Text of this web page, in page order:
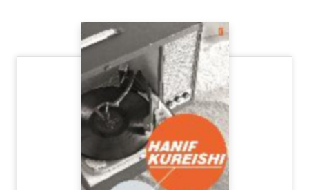
Hobbi, szabadidő
Tankönyv, segédkönyv